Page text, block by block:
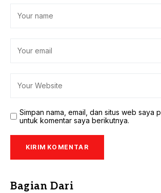
Simpan nama, email, dan situs web saya
untuk komentar saya berikutnya.
Bagian Dari